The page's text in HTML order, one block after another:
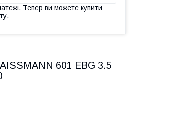
Тепер ви можете купити
601 EBG 3.5